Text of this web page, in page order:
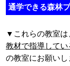
通学できる森林
▼これらの教室は、
教材で指導して
の教室にお願いし